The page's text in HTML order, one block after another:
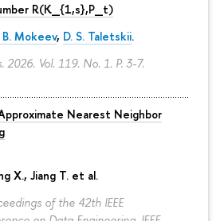
R(K_{1,s},P_t)
B. Mokeev, D. S. Taletskii.
2026. Vol. 119. No. 1. P. 3-7.
Nearest Neighbor
X., Jiang T. et al.
of the 42th IEEE